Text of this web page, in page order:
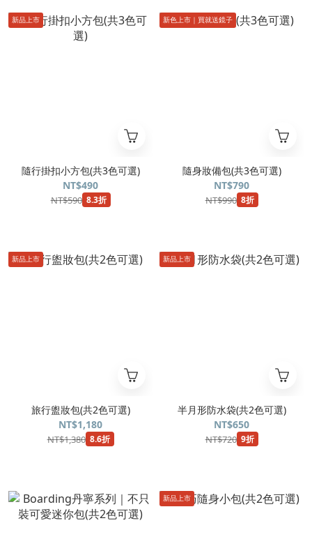
新品上市
隨行掛扣小方包(共3色可選)
NT$490
NT$590 8.3折
新色上市｜買就送鏡子
隨身妝備包(共3色可選)
NT$790
NT$990 8折
新品上市
旅行盥妝包(共2色可選)
NT$1,180
NT$1,380 8.6折
新品上市
半月形防水袋(共2色可選)
NT$650
NT$720 9折
新品上市